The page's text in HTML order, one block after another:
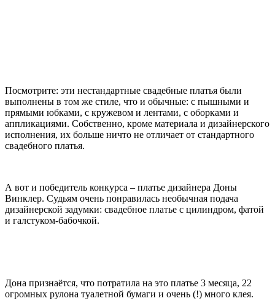
Посмотрите: эти нестандартные свадебные платья были
выполнены в том же стиле, что и обычные: с пышными и
прямыми юбками, с кружевом и лентами, с оборками и
аппликациями. Собственно, кроме материала и дизайнерского
исполнения, их больше ничто не отличает от стандартного
свадебного платья.
А вот и победитель конкурса – платье дизайнера Доны
Винклер. Судьям очень понравилась необычная подача
дизайнерской задумки: свадебное платье с цилиндром, фатой
и галстуком-бабочкой.
Дона признаётся, что потратила на это платье 3 месяца, 22
огромных рулона туалетной бумаги и очень (!) много клея.